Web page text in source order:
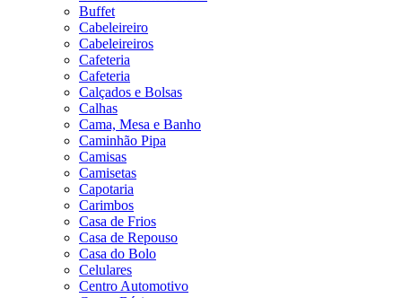
Buffet
Cabeleireiro
Cabeleireiros
Cafeteria
Cafeteria
Calçados e Bolsas
Calhas
Cama, Mesa e Banho
Caminhão Pipa
Camisas
Camisetas
Capotaria
Carimbos
Casa de Frios
Casa de Repouso
Casa do Bolo
Celulares
Centro Automotivo